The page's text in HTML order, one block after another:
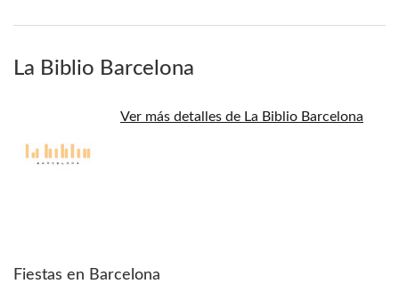
La Biblio Barcelona
Ver más detalles de La Biblio Barcelona
Fiestas en Barcelona